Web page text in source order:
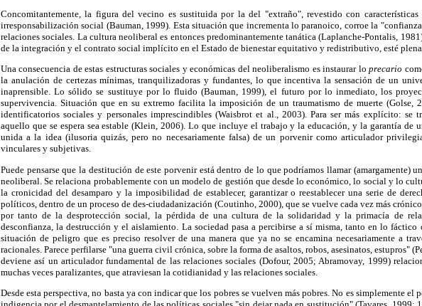
Concomitantemente, la figura del vecino es sustituida por la del "extraño", revestido con
irresponsabilización social (Bauman, 1999). Esta situación que incrementa lo paranoico, corroe la
relaciones sociales. La cultura neoliberal es entonces predominantemente tanática (Laplanche-Pontalis,
de la integración y el contrato social implícito en el Estado de bienestar equitativo y redistributivo, esté
Una consecuencia de estas estructuras sociales y económicas del neoliberalismo es instaurar loprecario
la anulación de certezas mínimas, tranquilizadoras y fundantes, lo que incentiva la sensación de un
inaprensible. Lo sólido se sustituye por lo fluido (Bauman, 1999), el futuro por lo inmediato, los
supervivencia. Situación que en su extremo facilita la imposición de un traumatismo de muerte (Golse,
identificatorios sociales y personales imprescindibles (Waisbrot et al., 2003). Para ser más explícito: se
aquello que se espera sea estable (Klein, 2006). Lo que incluye el trabajo y la educación, y la garantía de
unida a la idea (ilusoria quizás, pero no necesariamente falsa) de un porvenir como articulador
vinculares y subjetivas.
Puede pensarse que la destitución de este porvenir está dentro de lo que podríamos llamar (amargamente)
neoliberal. Se relaciona probablemente con un modelo de gestión que desde lo económico, lo social y lo
la cronicidad del desamparo y la imposibilidad de establecer, garantizar o reestablecer una serie de
políticos, dentro de un proceso de des-ciudadanización (Coutinho, 2000), que se vuelve cada vez más
por tanto de la desprotección social, la pérdida de una cultura de la solidaridad y la primacía de
desconfianza, la destrucción y el aislamiento. La sociedad pasa a percibirse a sí misma, tanto en lo
situación de peligro que es preciso resolver de una manera que ya no se encamina necesariamente a
racionales. Parece perfilarse "una guerra civil crónica, sobre la forma de asaltos, robos, asesinatos, estupros"
deviene así un articulador fundamental de las relaciones sociales (Dofour, 2005; Abramovay, 1999)
muchas veces paralizantes, que atraviesan la cotidianidad y las relaciones sociales.
Desde esta perspectiva, no basta ya con indicar que los pobres se vuelven más pobres. No es simplemente el